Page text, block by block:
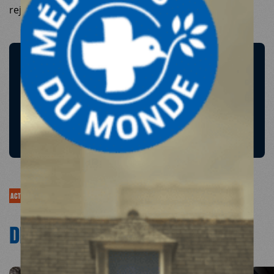
ESPACE DONATEURS
COMITÉ DES DONATEURS
ESPACE PRESSE
NOS PARTENAIRES
rejoindre l’Angleterre.
ACTUALITÉS
DÉCOUVRIR NOSACTUALITÉS